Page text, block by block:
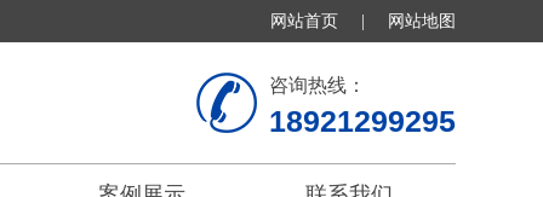
网站首页 网站地图
咨询热线：
18921299295